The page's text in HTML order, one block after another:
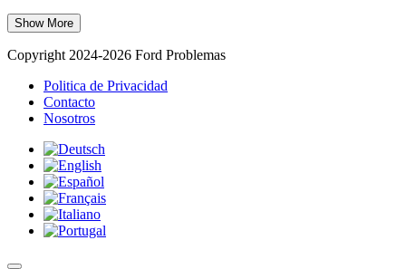
Show More
Copyright 2024-2026 Ford Problemas
Politica de Privacidad
Contacto
Nosotros